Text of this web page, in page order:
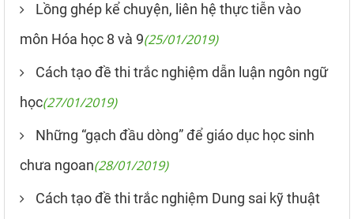
Lồng ghép kể chuyện, liên hệ thực tiễn vào
môn Hóa học 8 và 9(25/01/2019)
Cách tạo đề thi trắc nghiệm dẫn luận ngôn ngữ
học(27/01/2019)
Những “gạch đầu dòng” để giáo dục học sinh
chưa ngoan(28/01/2019)
Cách tạo đề thi trắc nghiệm Dung sai kỹ thuật